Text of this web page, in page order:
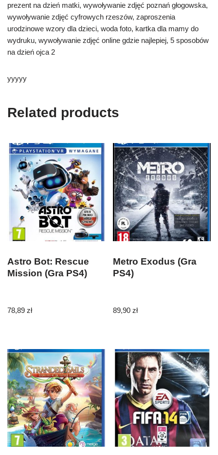
prezent na dzień matki, wywoływanie zdjęć poznań głogowska,
wywoływanie zdjęć cyfrowych rzeszów, zaproszenia
urodzinowe wzory dla dzieci, woda foto, kartka dla mamy do
wydruku, wywoływanie zdjęć online gdzie najlepiej, 5 sposobów
na dzień ojca 2
yyyyy
Related products
Astro Bot: Rescue
Mission (Gra PS4)
78,89 zł
Metro Exodus (Gra
PS4)
89,90zł